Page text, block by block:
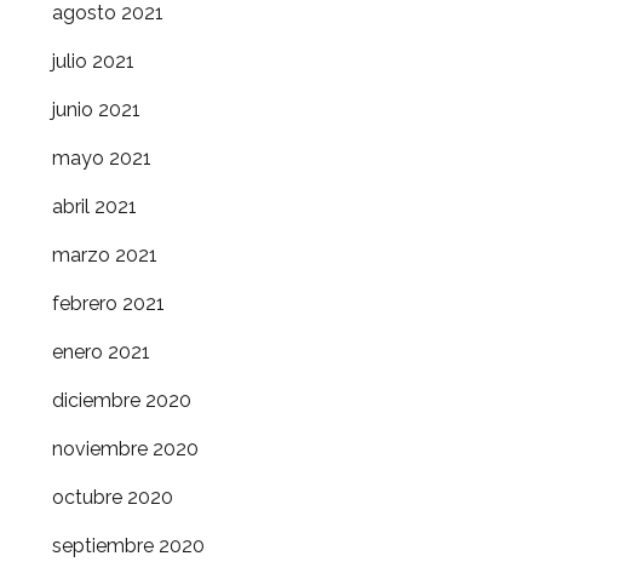
agosto 2021
julio 2021
junio 2021
mayo 2021
abril 2021
marzo 2021
febrero 2021
enero 2021
diciembre 2020
noviembre 2020
octubre 2020
septiembre 2020